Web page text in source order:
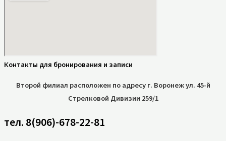
Контакты для бронирования и записи
Второй филиал расположен по адресу г. Воронеж ул. 45-й
Стрелковой Дивизии 259/1
тел. 8(906)-678-22-81